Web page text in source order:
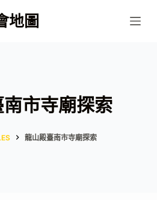
地圖
市寺廟探索
龍山殿臺南市寺廟探索